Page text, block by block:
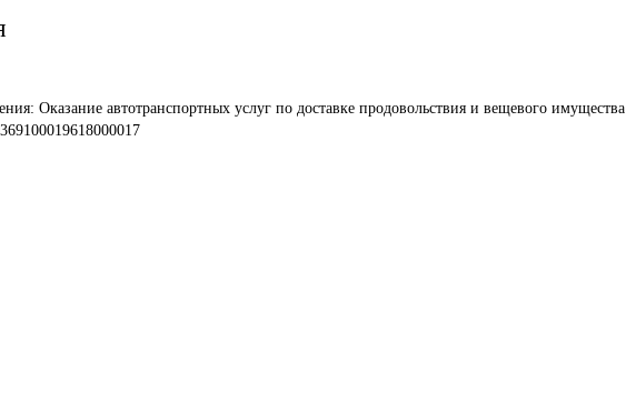
Оказание автотранспортных услуг по доставке продовольствия и вещевого имущества